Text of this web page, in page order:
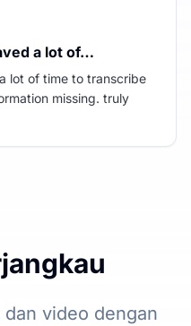
a lot of…
lot of time to transcribe
missing. truly
video dengan